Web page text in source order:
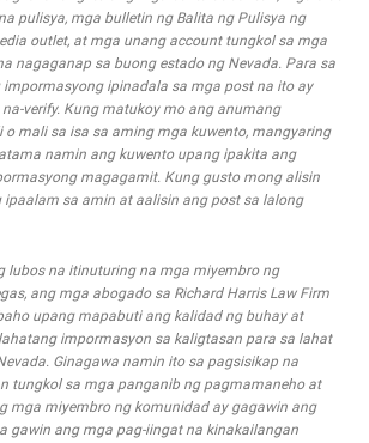
pulisya, mga bulletin ng Balita ng Pulisya ng
outlet, at mga unang account tungkol sa mga
nagaganap sa buong estado ng Nevada. Para sa
ipinadala sa mga post na ito ay
verify. Kung matukoy mo ang anumang
mali sa isa sa aming mga kuwento, mangyaring
namin ang kuwento upang ipakita ang
magagamit. Kung gusto mong alisin
ipaalam sa amin at aalisin ang post sa lalong
lubos na itinuturing na mga miyembro ng
ang mga abogado sa Richard Harris Law Firm
upang mapabuti ang kalidad ng buhay at
impormasyon sa kaligtasan para sa lahat
Ginagawa namin ito sa pagsisikap na
tungkol sa mga panganib ng pagmamaneho at
mga miyembro ng komunidad ay gagawin ang
gawin ang mga pag-iingat na kinakailangan